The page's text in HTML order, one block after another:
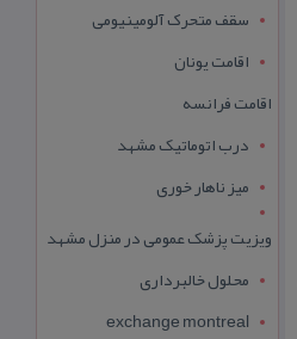
سقف متحرک آلومینیومی
اقامت یونان
اقامت فرانسه
درب اتوماتیک مشهد
میز ناهار خوری
ویزیت پزشک عمومی در منزل مشهد
محلول خالبرداری
exchange montreal